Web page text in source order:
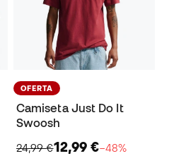
OFERTA
Camiseta Just Do It
Swoosh
24,99 €12,99 €−48%